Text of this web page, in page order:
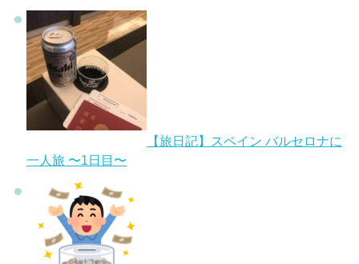
【旅日記】スペイン バルセロナに
一人旅 〜1日目〜